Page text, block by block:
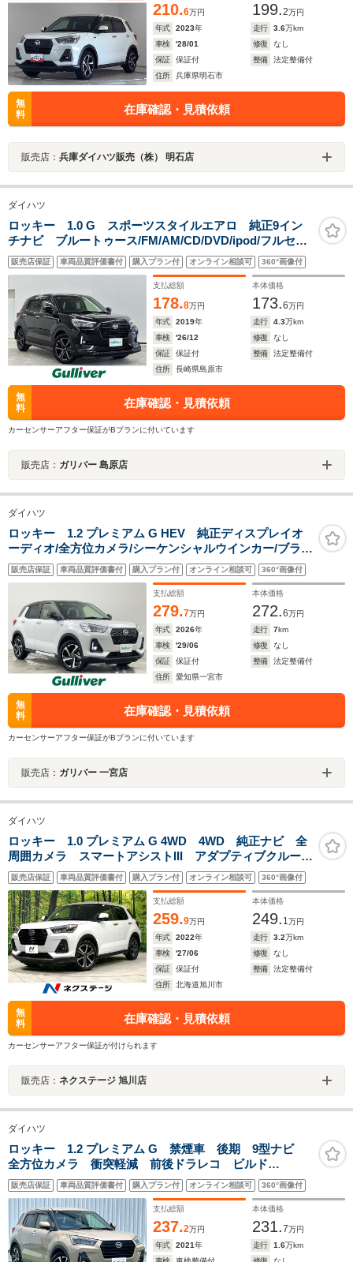
210.6万円 199.2万円
年式
2023年 走行 3.6万km
車検
'28/01 修復
なし
保証
保証付 整備
法定整備付
住所
兵庫県明石市
無
料
在庫確認・見積依頼
販売店： 兵庫ダイハツ販売（株） 明石店
ダイハツ
ロッキー 1.0 G スポーツスタイルエアロ 純正9イン
チナビ ブルートゥース/FM/AM/CD/DVD/ipod/フルセグ
TV クルーズコントロール バックカメラ ドライブレ
コーダー ビルトインETC シートヒーター
販売店保証 車両品質評価書付 購入プラン付 オンライン相談可 360°画像付
支払総額
178.8万円
本体価格
173.6万円
年式
2019年 走行 4.3万km
車検
'26/12 修復
なし
保証
保証付 整備
法定整備付
住所
長崎県島原市
無
料
在庫確認・見積依頼
カーセンサーアフター保証がBプランに付いています
販売店： ガリバー 島原店
ダイハツ
ロッキー 1.2 プレミアム G HEV 純正ディスプレイオ
ーディオ/全方位カメラ/シーケンシャルウインカー/ブライ
ンドスポットモニター/フルセグTV/シートヒーター/衝突
軽減ブレーキ/レーンキープアシスト/AppleCarPlay/USB/
販売店保証 車両品質評価書付 購入プラン付 オンライン相談可 360°画像付
支払総額
279.7万円
本体価格
272.6万円
年式
2026年 走行 7km
車検
'29/06 修復
なし
保証
保証付 整備
法定整備付
住所
愛知県一宮市
無
料
在庫確認・見積依頼
カーセンサーアフター保証がBプランに付いています
販売店： ガリバー 一宮店
ダイハツ
ロッキー 1.0 プレミアム G 4WD 4WD 純正ナビ 全
周囲カメラ スマートアシストIII アダプティブクルー
ズ ドラレコ 純正17インチAW LEDヘッド＆フォグ
スマートキー Bluetooth CD/DVD
販売店保証 車両品質評価書付 購入プラン付 オンライン相談可 360°画像付
支払総額
259.9万円
本体価格
249. 1万円
年式
2022年 走行 3.2万km
車検
'27/06 修復
なし
保証
保証付 整備
法定整備付
住所
北海道旭川市
無
料
在庫確認・見積依頼
カーセンサーアフター保証が付けられます
販売店： ネクステージ 旭川店
ダイハツ
ロッキー 1.2 プレミアム G 禁煙車 後期 9型ナビ
全方位カメラ 衝突軽減 前後ドラレコ ビルド
ETC2.0 ハーフレザーシート シートヒーター LEDヘ
ッドライト フォグランプ クリアランスソナー 追従
式クルーズコントロール
販売店保証 車両品質評価書付 購入プラン付 オンライン相談可 360°画像付
支払総額
237.2万円
本体価格
231.7万円
年式
2021年 走行 1.6万km